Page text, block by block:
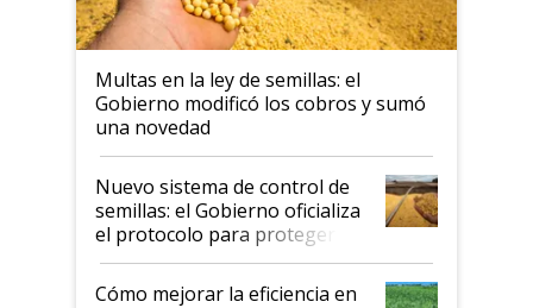
Multas en la ley de semillas: el
Gobierno modificó los cobros y sumó
una novedad
Nuevo sistema de control de
semillas: el Gobierno oficializa
el protocolo para proteger la
propiedad intelectual
Cómo mejorar la eficiencia en